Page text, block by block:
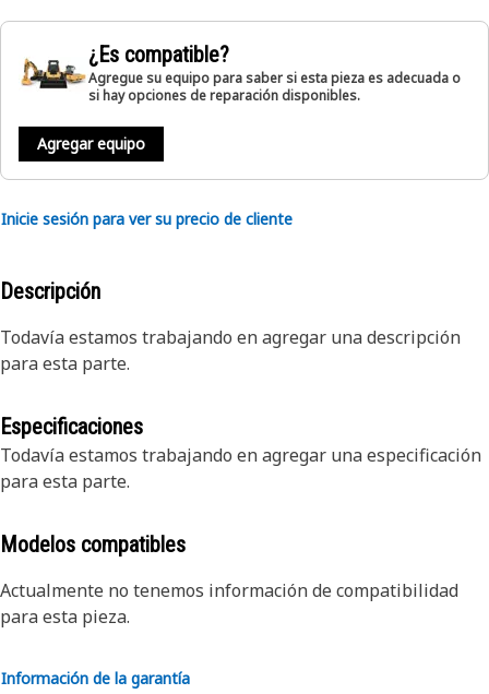
¿Es compatible?
Agregue su equipo para saber si esta pieza es adecuada o
si hay opciones de reparación disponibles.
Agregar equipo
Inicie sesión para ver su precio de cliente
Descripción
Todavía estamos trabajando en agregar una descripción
para esta parte.
Especificaciones
Todavía estamos trabajando en agregar una especificación
para esta parte.
Modelos compatibles
Actualmente no tenemos información de compatibilidad
para esta pieza.
Información de la garantía